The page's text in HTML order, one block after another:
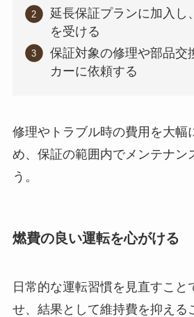
延長保証プランに加入し
を受ける
保証対象の修理や部品交
カーに依頼する
修理やトラブル時の費用を大幅
め、保証の範囲内でメンテナン
う。
燃費の良い運転を心がける
日常的な運転習慣を見直すこと
せ、結果として維持費を抑える